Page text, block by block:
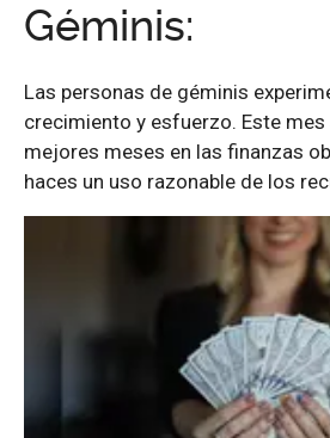
Géminis:
Las personas de géminis
crecimiento y esfuerzo. Este mes
mejores meses en las finanzas
haces un uso razonable de los